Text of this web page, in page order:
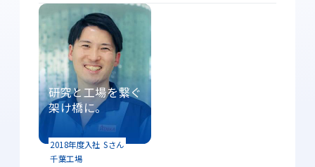
研究と工場を繋ぐ
架け橋に。
2018年度入社 Sさん
千葉工場